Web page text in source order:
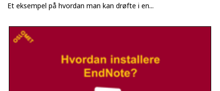
Et eksempel på hvordan man kan drøfte i en...